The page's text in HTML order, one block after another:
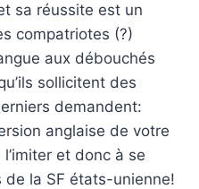
sa réussite est un
compatriotes (?)
aux débouchés
sollicitent des
demandent:
anglaise de votre
et donc à se
la SF états-unienne!